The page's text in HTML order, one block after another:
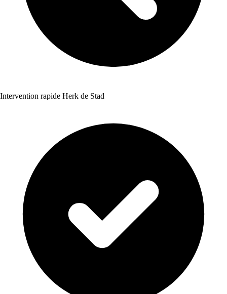
Intervention rapide Herk de Stad